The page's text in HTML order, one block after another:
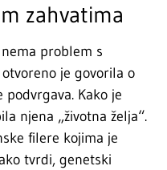
zahvatima
problem s
je govorila o
Kako je
njena „životna želja“.
filere kojima je
tvrdi, genetski